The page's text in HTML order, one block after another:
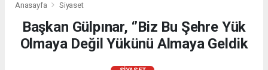
Anasayfa Siyaset
Başkan Gülpınar, ‘’Biz Bu Şehre Yük
Olmaya Değil Yükünü Almaya Geldik